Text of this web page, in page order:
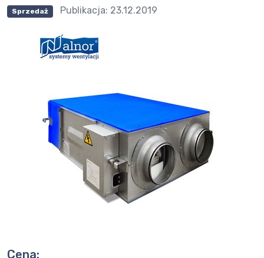
Sprzedaż Publikacja: 23.12.2019
Cena: